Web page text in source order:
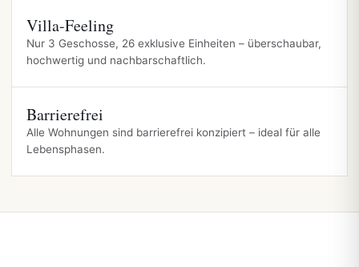
Villa-Feeling
Nur 3 Geschosse, 26 exklusive Einheiten – überschaubar,
hochwertig und nachbarschaftlich.
Barrierefrei
Alle Wohnungen sind barrierefrei konzipiert – ideal für alle
Lebensphasen.